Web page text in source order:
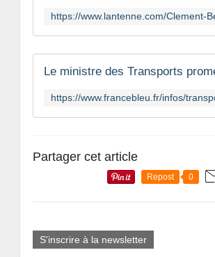
Partager cet article
Repost 0
S'inscrire à la newsletter